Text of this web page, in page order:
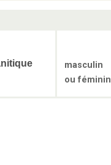
masculin
ou féminin